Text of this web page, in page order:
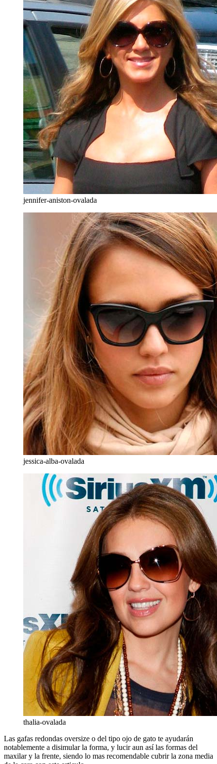
jennifer-aniston-ovalada
jessica-alba-ovalada
thalia-ovalada
Las gafas redondas oversize o del tipo ojo de gato te ayudarán
notablemente a disimular la forma, y lucir aun así las formas del
maxilar y la frente, siendo lo mas recomendable cubrir la zona media